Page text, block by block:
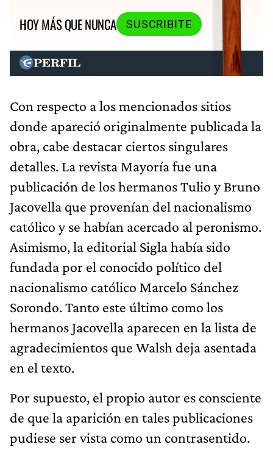
HOY MÁS QUE NUNCA
SUSCRIBITE
Con respecto a los mencionados sitios
donde apareció originalmente publicada la
obra, cabe destacar ciertos singulares
detalles. La revista Mayoría fue una
publicación de los hermanos Tulio y Bruno
Jacovella que provenían del nacionalismo
católico y se habían acercado al peronismo.
Asimismo, la editorial Sigla había sido
fundada por el conocido político del
nacionalismo católico Marcelo Sánchez
Sorondo. Tanto este último como los
hermanos Jacovella aparecen en la lista de
agradecimientos que Walsh deja asentada
en el texto.
Por supuesto, el propio autor es consciente
de que la aparición en tales publicaciones
pudiese ser vista como un contrasentido.